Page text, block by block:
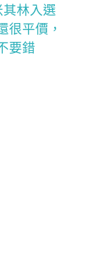
林入選
很平價，
要錯